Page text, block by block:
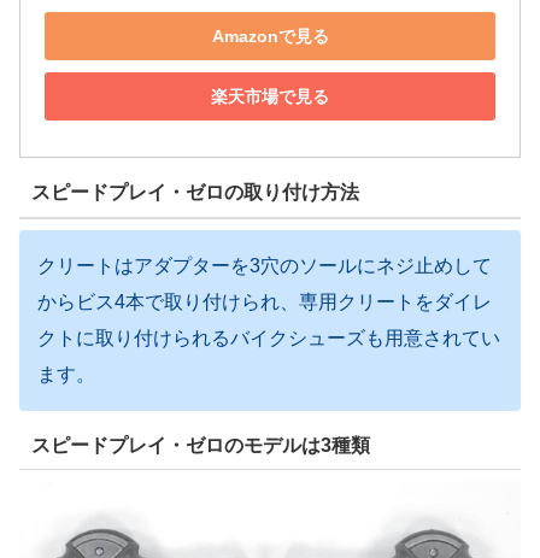
Amazonで見る
楽天市場で見る
スピードプレイ・ゼロの取り付け方法
クリートはアダプターを3穴のソールにネジ止めして
からビス4本で取り付けられ、専用クリートをダイレ
クトに取り付けられるバイクシューズも用意されてい
ます。
スピードプレイ・ゼロのモデルは3種類